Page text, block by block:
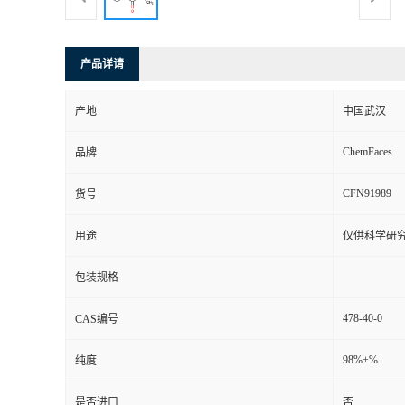
产品详请
产地 中国武汉
品牌 ChemFaces
货号 CFN91989
用途 仅供科学研
包装规格
CAS编号 478-40-0
纯度 98%+%
是否进口 否